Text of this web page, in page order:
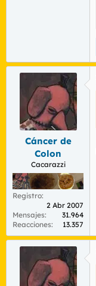
Cáncer de
Colon
Cacarazzi
Registro
2 Abr 2007
Mensajes
31.964
Reacciones
13.357